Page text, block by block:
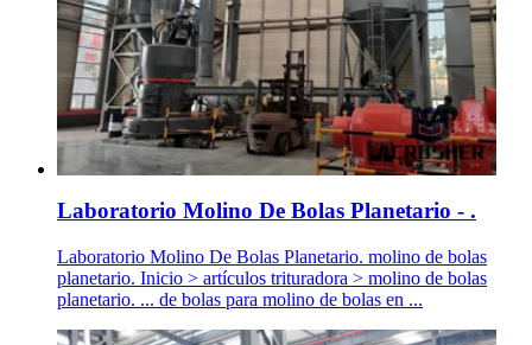
Laboratorio Molino De Bolas Planetario - .
Laboratorio Molino De Bolas Planetario. molino de bolas
planetario. Inicio > artículos trituradora > molino de bolas
planetario. ... de bolas para molino de bolas en ...